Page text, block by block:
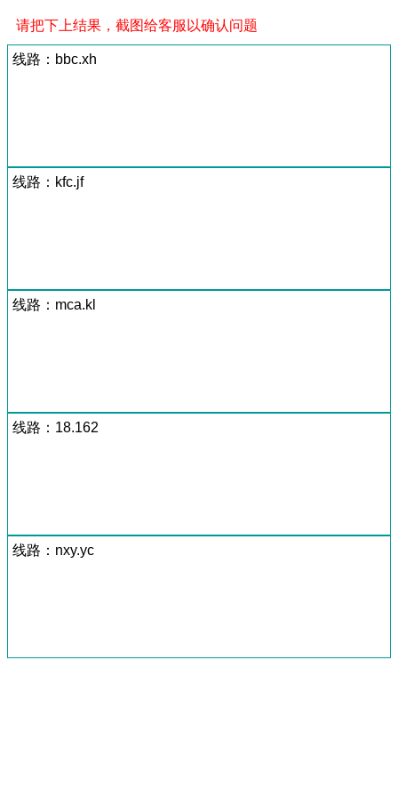
请把下上结果，截图给客服以确认问题
线路：bbc.xh
线路：kfc.jf
线路：mca.kl
线路：18.162
线路：nxy.yc